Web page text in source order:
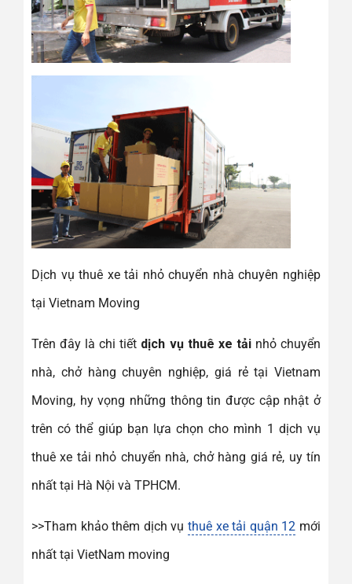
Dịch vụ thuê xe tải nhỏ chuyển nhà chuyên nghiệp
tại Vietnam Moving
Trên đây là chi tiết dịch vụ thuê xe tải nhỏ chuyển
nhà, chở hàng chuyên nghiệp, giá rẻ tại Vietnam
Moving, hy vọng những thông tin được cập nhật ở
trên có thể giúp bạn lựa chọn cho mình 1 dịch vụ
thuê xe tải nhỏ chuyển nhà, chở hàng giá rẻ, uy tín
nhất tại Hà Nội và TPHCM.
>>Tham khảo thêm dịch vụ thuê xe tải quận 12 mới
nhất tại VietNam moving